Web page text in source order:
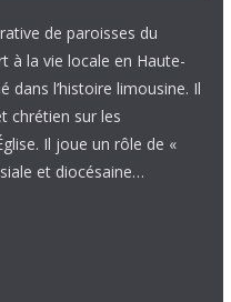
de paroisses du
à la vie locale en Haute-
dans l’histoire limousine. Il
chrétien sur les
Il joue un rôle de «
et diocésaine…